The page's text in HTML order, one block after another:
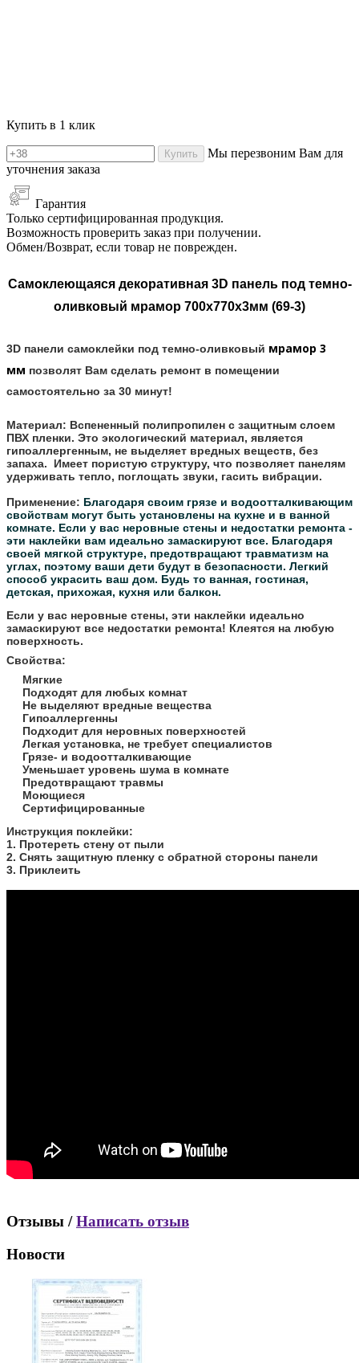
Купить в 1 клик
Купить
Мы перезвоним Вам для
уточнения заказа
Гарантия
Только сертифицированная продукция.
Возможность проверить заказ при получении.
Обмен/Возврат, если товар не поврежден.
Самоклеющаяся декоративная 3D панель под темно-
оливковый мрамор 700x770x3мм (69-3)
3D панели самоклейки под темно-оливковый мрамор 3
мм позволят Вам сделать ремонт в помещении
самостоятельно за 30 минут!
Материал: Вспененный полипропилен с защитным слоем
ПВХ пленки. Это экологический материал, является
гипоаллергенным, не выделяет вредных веществ, без
запаха. Имеет пористую структуру, что позволяет панелям
удерживать тепло, поглощать звуки, гасить вибрации.
Применение: Благодаря своим грязе и водоотталкивающим
свойствам могут быть установлены на кухне и в ванной
комнате. Если у вас неровные стены и недостатки ремонта -
эти наклейки вам идеально замаскируют все. Благодаря
своей мягкой структуре, предотвращают травматизм на
углах, поэтому ваши дети будут в безопасности. Легкий
способ украсить ваш дом. Будь то ванная, гостиная,
детская, прихожая, кухня или балкон.
Если у вас неровные стены, эти наклейки идеально
замаскируют все недостатки ремонта! Клеятся на любую
поверхность.
Свойства:
Мягкие
Подходят для любых комнат
Не выделяют вредные вещества
Гипоаллергенны
Подходит для неровных поверхностей
Легкая установка, не требует специалистов
Грязе- и водоотталкивающие
Уменьшает уровень шума в комнате
Предотвращают травмы
Моющиеся
Сертифицированные
​Инструкция поклейки:
1. Протереть стену от пыли
2. Снять защитную пленку с обратной стороны панели
3. Приклеить
Отзывы /Написать отзыв
Новости